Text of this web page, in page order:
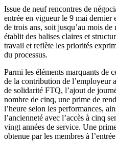
Issue de neuf rencontres de
entrée en vigueur le 9 mai dernier
de trois ans, soit jusqu’au mois
établit des balises claires et
travail et reflète les priorités
du processus.
Parmi les éléments marquants de
de la contribution de l’employeur
de solidarité FTQ, l’ajout de
nombre de cinq, une prime de
l’heure selon les performances,
l’ancienneté avec l’accès à cinq
vingt années de service. Une
obtenue par les membres à